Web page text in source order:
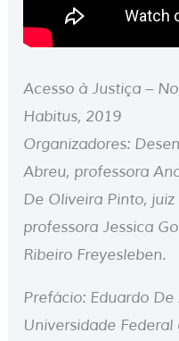
Acesso à Justiça –
Habitus, 2019
Organizadores:
Abreu, professora
De Oliveira Pinto, juiz
professora Jessica
Ribeiro Freyesleben.
Prefácio: Eduardo
Universidade